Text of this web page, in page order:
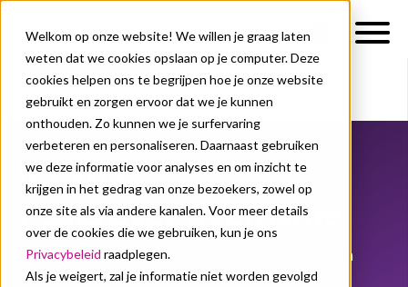
Welkom op onze website! We willen je graag laten
weten dat we cookies opslaan op je computer. Deze
cookies helpen ons te begrijpen hoe je onze website
gebruikt en zorgen ervoor dat we je kunnen
onthouden. Zo kunnen we je surfervaring
verbeteren en personaliseren. Daarnaast gebruiken
we deze informatie voor analyses en om inzicht te
krijgen in het gedrag van onze bezoekers, zowel op
onze site als via andere kanalen. Voor meer details
over de cookies die we gebruiken, kun je ons
Privacybeleid raadplegen.
Als je weigert, zal je informatie niet worden gevolgd
Over ons Nieuws
Nieuws
Posts over Overname
Blijf op de hoogte van de allernieuwste trends en
productinnovaties!